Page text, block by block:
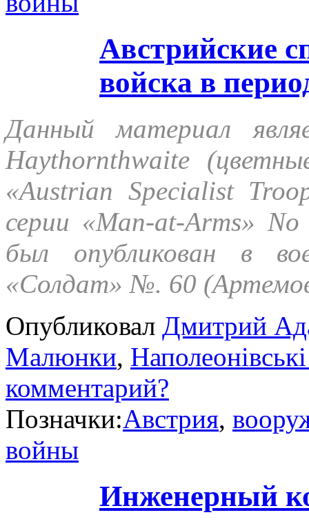
Австрийские
войска в
Данный материал
Haythornthwaite
«Austrian Specialist
серии «Man-at-Arms»
был опубликован в
«Солдат» №. 60
Опубликовал Дмитрий
Малюнки,
комментарий?
Позначки:Австрия,
войны
Инженерный